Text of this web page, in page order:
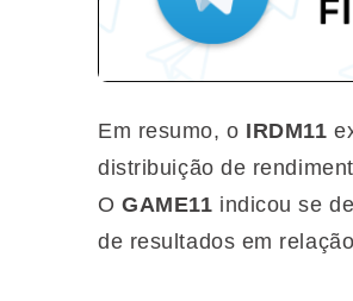
Em resumo, o IRDM11
distribuição de
OGAME11 indicou se
de resultados em